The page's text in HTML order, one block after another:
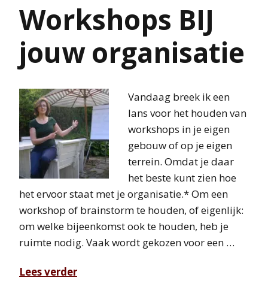
Workshops BIJ
jouw organisatie
Vandaag breek ik een
lans voor het houden van
workshops in je eigen
gebouw of op je eigen
terrein. Omdat je daar
het beste kunt zien hoe
het ervoor staat met je organisatie.* Om een
workshop of brainstorm te houden, of eigenlijk:
om welke bijeenkomst ook te houden, heb je
ruimte nodig. Vaak wordt gekozen voor een …
Lees verder